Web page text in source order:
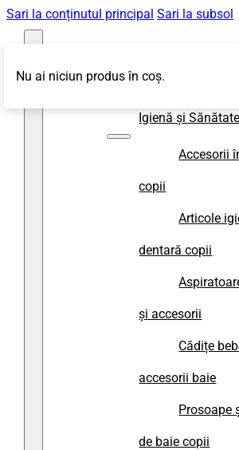
Sari la conținutul principal Sari la subsol
Igienă și Sănătate
Accesorii
copii
Articole
dentară copii
și accesorii
Cădițe
accesorii baie
Prosoape
de baie copii
Nu ai niciun produs în coș.